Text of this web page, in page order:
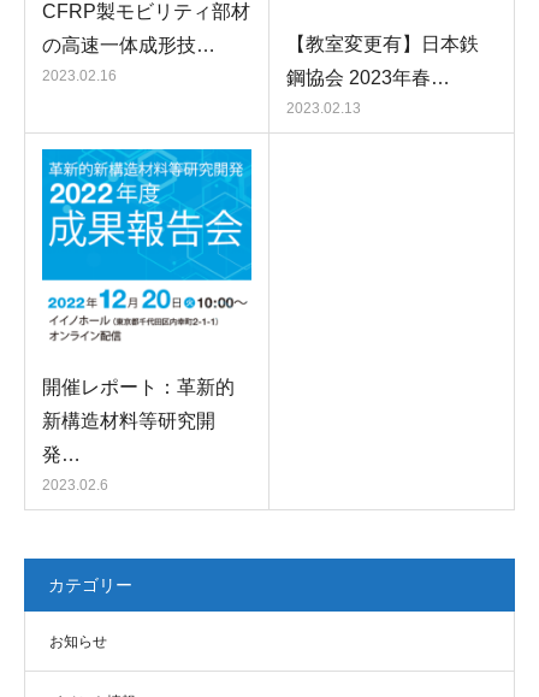
CFRP製モビリティ部材
の高速一体成形技…
2023.02.16
【教室変更有】日本鉄
鋼協会 2023年春…
2023.02.13
開催レポート：革新的
新構造材料等研究開
発…
2023.02.6
カテゴリー
お知らせ